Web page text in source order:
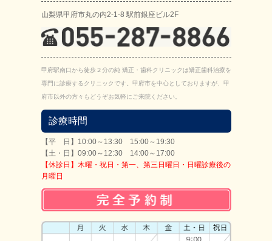
山梨県甲府市丸の内2-1-8 駅前銀座ビル2F
甲府駅南口から徒歩２分の純 矯正・歯科クリニックは矯正歯科治療を
専門に診療するクリニックです。甲府市を中心としておりますが、甲
府市以外の方々もどうぞお気軽にご来院ください。
診療時間
【平 日】10:00～13:30 15:00～19:30
【土・日】09:00～12:30 14:00～17:00
【休診日】木曜・祝日・第一、第三日曜日・日曜診療後の
月曜日